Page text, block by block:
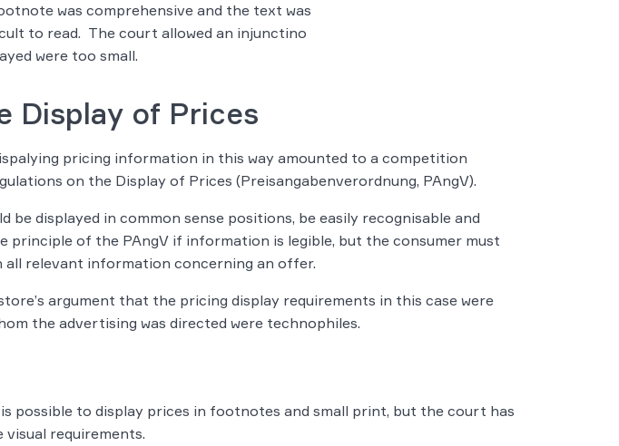
was comprehensive and the text was
to read. The court allowed an injunctino
were too small.
Display of Prices
pricing information in this way amounted to a competition
on the Display of Prices (Preisangabenverordnung, PAngV).
be displayed in common sense positions, be easily recognisable and
principle of the PAngV if information is legible, but the consumer must
relevant information concerning an offer.
argument that the pricing display requirements in this case were
the advertising was directed were technophiles.
possible to display prices in footnotes and small print, but the court has
requirements.